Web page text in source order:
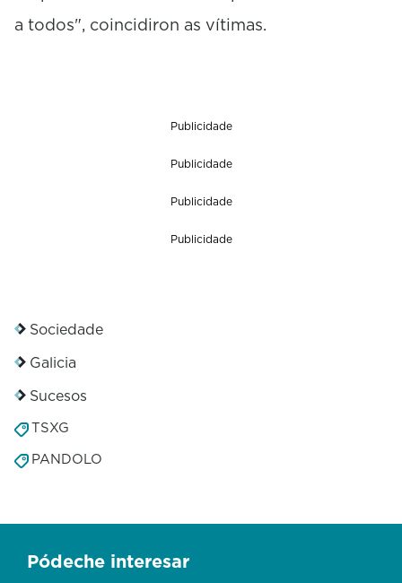
a todos", coincidiron as vítimas.
Publicidade
Publicidade
Publicidade
Publicidade
Sociedade
Galicia
Sucesos
TSXG
PANDOLO
Pódeche interesar